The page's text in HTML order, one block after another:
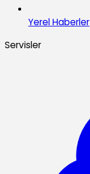
Yerel Haberler
Servisler